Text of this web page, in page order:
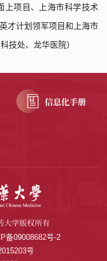
上项目、上海市科学技术
才计划领军项目和上海市
技处、龙华医院）
信息化手册
大学版权所有
备09008682号-2
号